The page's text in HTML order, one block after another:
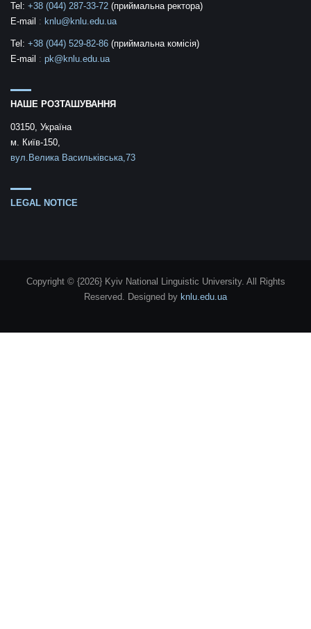
Tel: +38 (044) 287-33-72 (приймальна ректора)
E-mail : knlu@knlu.edu.ua
Tel: +38 (044) 529-82-86 (приймальна комісія)
E-mail : pk@knlu.edu.ua
НАШЕ РОЗТАШУВАННЯ
03150, Україна
м. Київ-150,
вул.Велика Васильківська,73
LEGAL NOTICE
Copyright © {2026} Kyiv National Linguistic University. All Rights
Reserved. Designed by knlu.edu.ua